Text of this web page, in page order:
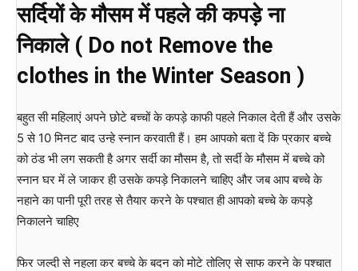
सर्दियों के मौसम में पहले की कपड़े ना
निकाले ( Do not Remove the
clothes in the Winter Season )
बहुत सी महिलाएं अपने छोटे बच्चों के कपड़े काफी पहले निकाल देती हैं और उसके
5 से 10 मिनट बाद उन्हे स्नान करवाती हैं। हम आपको बता दें कि प्रकार बच्चे
को ठंड भी लग सकती है अगर सर्दी का मौसम है, तो सर्दी के मौसम में बच्चे को
स्नान घर में ले जाकर ही उसके कपड़े निकालने चाहिए और जब आप बच्चे के
नहाने का पानी पूरी तरह से तैयार करने के पश्चात ही आपको बच्चे के कपड़े
निकालने चाहिए
फिर जल्दी से नहला कर बच्चे के बदन को मोटे तोलिए से साफ करने के पश्चात